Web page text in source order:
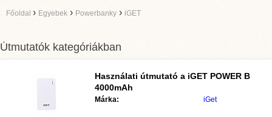
Főoldal › Egyebek › Powerbanky › iGET
Útmutatók kategóriákban
Használati útmutató a iGET POWER B
4000mAh
Márka: iGet